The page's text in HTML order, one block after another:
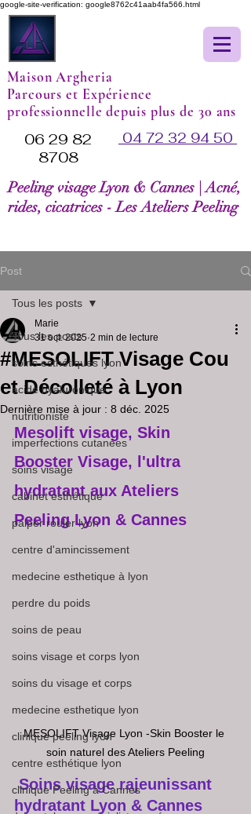
google-site-verification: google8762c41aab4fa566.html
Maison Argheria
Parcours et Expérience
professionnelle depuis plus de 30 ans
06 29 82
8708
04 72 32 94 50
Peeling visage Lyon & Cannes | Acné,
rides, cicatrices - Les Ateliers Peeling
Post
Tous les posts
soins esthétiques lyon
acide hyaluronique
nutritioniste
imperfections cutanées
soins visage
cabinet esthétique
palper rouler lyon
centre d'amincissement
medecine esthetique à lyon
perdre du poids
soins de peau
soins visage et corps lyon
soins du visage et corps
medecine esthetique lyon
clinique peeling lyon
centre esthétique lyon
clinique Peeling à Cannes
Tous les posts
#MESOLIFT Visage Cou
et Décolleté à Lyon
Marie
31 oct. 2025 2 min de lecture
Dernière mise à jour : 8 déc. 2025
Mesolift visage, Skin
Booster Visage, l'ultra
hydratant aux Ateliers
Peeling Lyon & Cannes
MESOLIFT Visage Lyon -Skin Booster le
soin naturel des Ateliers Peeling
Soins visage rajeunissant
hydratant Lyon & Cannes